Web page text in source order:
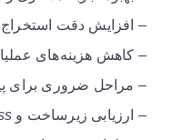
– افزایش دقت استخراج
– کاهش هزینه‌های
– مراحل ضروری برای
– ارزیابی زیرساخت و